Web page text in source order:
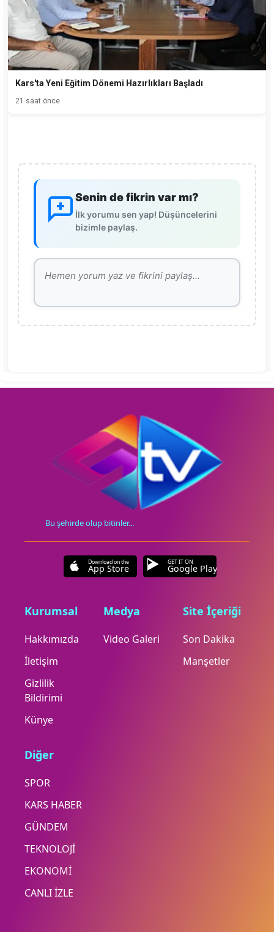
Kars'ta Yeni Eğitim Dönemi Hazırlıkları Başladı
21 saat önce
Senin de fikrin var mı?
İlk yorumu sen yap! Düşüncelerini
bizimle paylaş.
Bu şehirde olup bitinler...
Download on the
App Store
GET IT ON
Google Play
Kurumsal
Hakkımızda
İletişim
Gizlilik
Bildirimi
Künye
Medya
Video Galeri
Site İçeriği
Son Dakika
Manşetler
Diğer
SPOR
KARS HABER
GÜNDEM
TEKNOLOJİ
EKONOMİ
CANLI İZLE